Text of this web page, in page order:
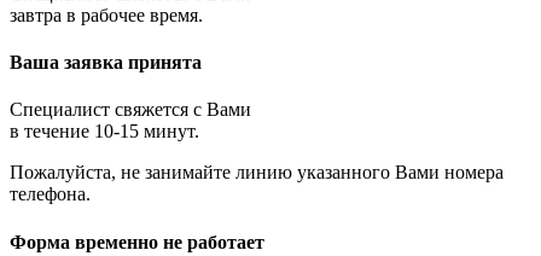
завтра в рабочее время.
Ваша заявка принята
Специалист свяжется с Вами
в течение 10-15 минут.
Пожалуйста, не занимайте линию указанного Вами номера
телефона.
Форма временно не работает